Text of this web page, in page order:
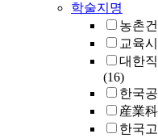
학술지명
농촌
교육
대한
(16)
한국
産業
한국